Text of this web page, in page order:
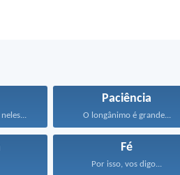
Paciência
O longânimo é grande...
Fé
Por isso, vos digo...